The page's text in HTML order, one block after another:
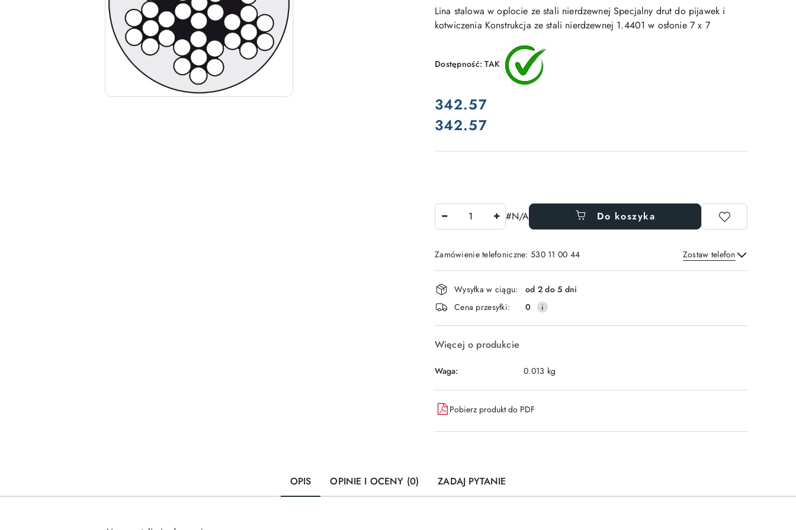
Lina stalowa w oplocie ze stali nierdzewnej Specjalny drut do pijawek i
kotwiczenia Konstrukcja ze stali nierdzewnej 1.4401 w osłonie 7 x 7
Dostępność:TAK
cena:
342.57
Cena:
342.57
#N/A Do koszyka
Zamówienie telefoniczne: 530 11 00 44 Zostaw telefon
Wyślij
Dostępność
i
dostawa
Wysyłka w ciągu:
od 2 do 5 dni
Cena przesyłki:
0
Więcej o produkcie
Waga: 0.013 kg
Pobierz produkt do PDF
OPIS OPINIE I OCENY (0) ZADAJ PYTANIE